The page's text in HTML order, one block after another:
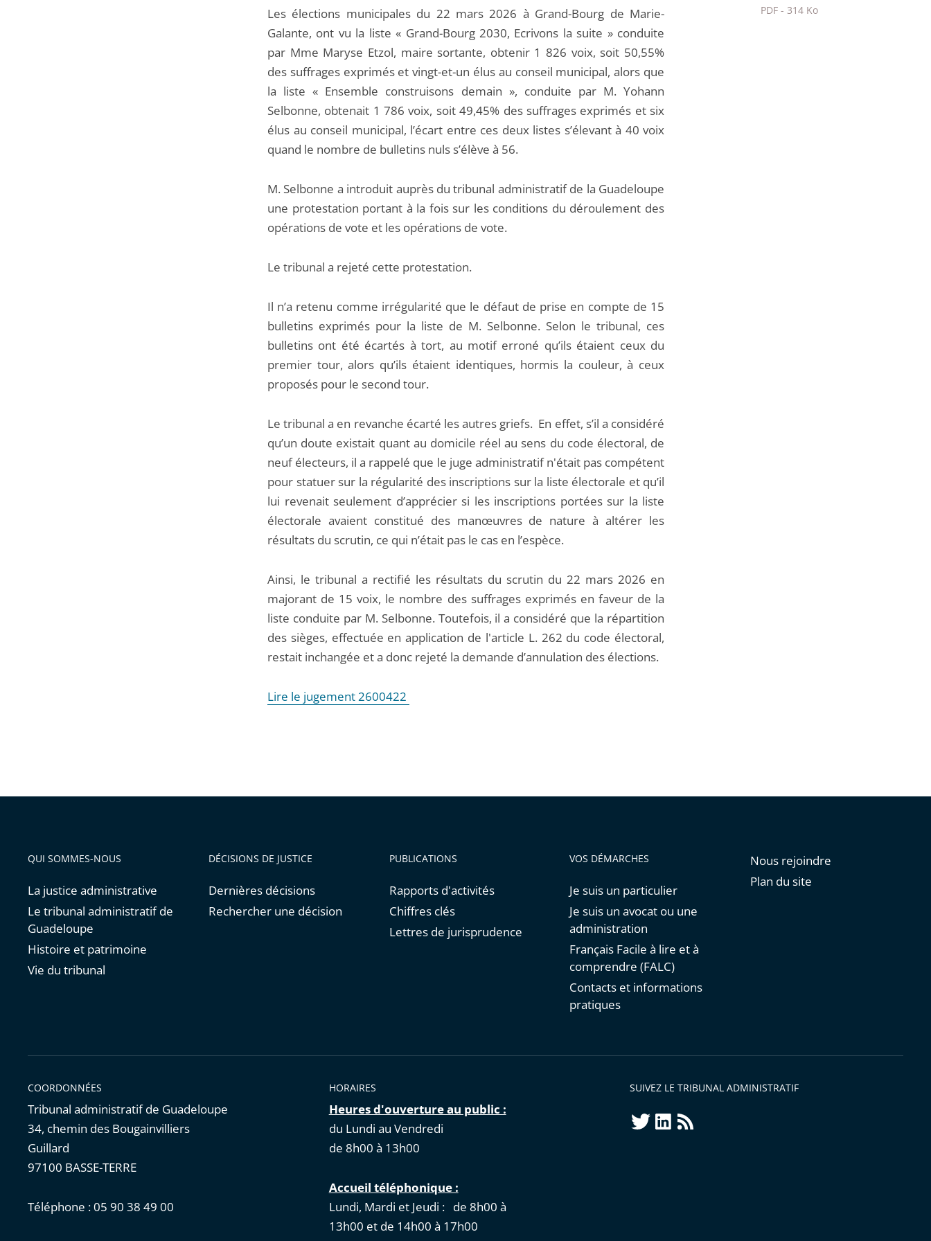
PDF - 314 Ko
Les élections municipales du 22 mars 2026 à Grand-Bourg de Marie-
Galante, ont vu la liste « Grand-Bourg 2030, Ecrivons la suite » conduite
par Mme Maryse Etzol, maire sortante, obtenir 1 826 voix, soit 50,55%
des suffrages exprimés et vingt-et-un élus au conseil municipal, alors que
la liste « Ensemble construisons demain », conduite par M. Yohann
Selbonne, obtenait 1 786 voix, soit 49,45% des suffrages exprimés et six
élus au conseil municipal, l’écart entre ces deux listes s’élevant à 40 voix
quand le nombre de bulletins nuls s’élève à 56.
M. Selbonne a introduit auprès du tribunal administratif de la Guadeloupe
une protestation portant à la fois sur les conditions du déroulement des
opérations de vote et les opérations de vote.
Le tribunal a rejeté cette protestation.
Il n’a retenu comme irrégularité que le défaut de prise en compte de 15
bulletins exprimés pour la liste de M. Selbonne. Selon le tribunal, ces
bulletins ont été écartés à tort, au motif erroné qu’ils étaient ceux du
premier tour, alors qu’ils étaient identiques, hormis la couleur, à ceux
proposés pour le second tour.
Le tribunal a en revanche écarté les autres griefs. En effet, s’il a considéré
qu’un doute existait quant au domicile réel au sens du code électoral, de
neuf électeurs, il a rappelé que le juge administratif n'était pas compétent
pour statuer sur la régularité des inscriptions sur la liste électorale et qu’il
lui revenait seulement d’apprécier si les inscriptions portées sur la liste
électorale avaient constitué des manœuvres de nature à altérer les
résultats du scrutin, ce qui n’était pas le cas en l’espèce.
Ainsi, le tribunal a rectifié les résultats du scrutin du 22 mars 2026 en
majorant de 15 voix, le nombre des suffrages exprimés en faveur de la
liste conduite par M. Selbonne. Toutefois, il a considéré que la répartition
des sièges, effectuée en application de l'article L. 262 du code électoral,
restait inchangée et a donc rejeté la demande d’annulation des élections.
Lire le jugement 2600422
QUI SOMMES-NOUS
La justice administrative
Le tribunal administratif de
Guadeloupe
Histoire et patrimoine
Vie du tribunal
DÉCISIONS DE JUSTICE
Dernières décisions
Rechercher une décision
PUBLICATIONS
Rapports d'activités
Chiffres clés
Lettres de jurisprudence
VOS DÉMARCHES
Je suis un particulier
Je suis un avocat ou une
administration
Français Facile à lire et à
comprendre (FALC)
Contacts et informations
pratiques
Nous rejoindre
Plan du site
COORDONNÉES
Tribunal administratif de Guadeloupe
34, chemin des Bougainvilliers
Guillard
97100 BASSE-TERRE
Téléphone : 05 90 38 49 00
HORAIRES
Heures d'ouverture au public :
du Lundi au Vendredi
de 8h00 à 13h00
Accueil téléphonique :
Lundi, Mardi et Jeudi : de 8h00 à
13h00 et de 14h00 à 17h00
SUIVEZ LE TRIBUNAL ADMINISTRATIF
twitterlinkedin
Flux
RSS